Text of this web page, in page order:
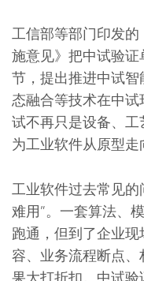
工信部等部门印发的
施意见》把中试验
节，提出推进中试
态融合等技术在中
试不再只是设备、
为工业软件从原型走
工业软件过去常见
难用”。一套算法、
跑通，但到了企业
容、业务流程断点